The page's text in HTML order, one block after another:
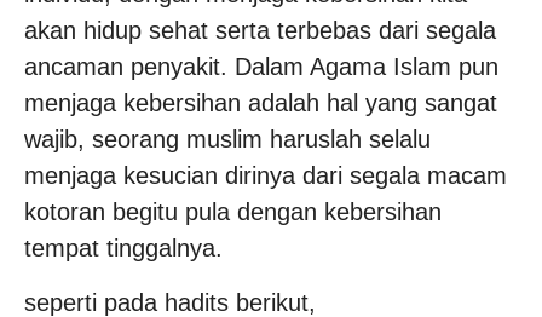
akan hidup sehat serta terbebas dari segala
ancaman penyakit. Dalam Agama Islam pun
menjaga kebersihan adalah hal yang sangat
wajib, seorang muslim haruslah selalu
menjaga kesucian dirinya dari segala macam
kotoran begitu pula dengan kebersihan
tempat tinggalnya.
seperti pada hadits berikut,